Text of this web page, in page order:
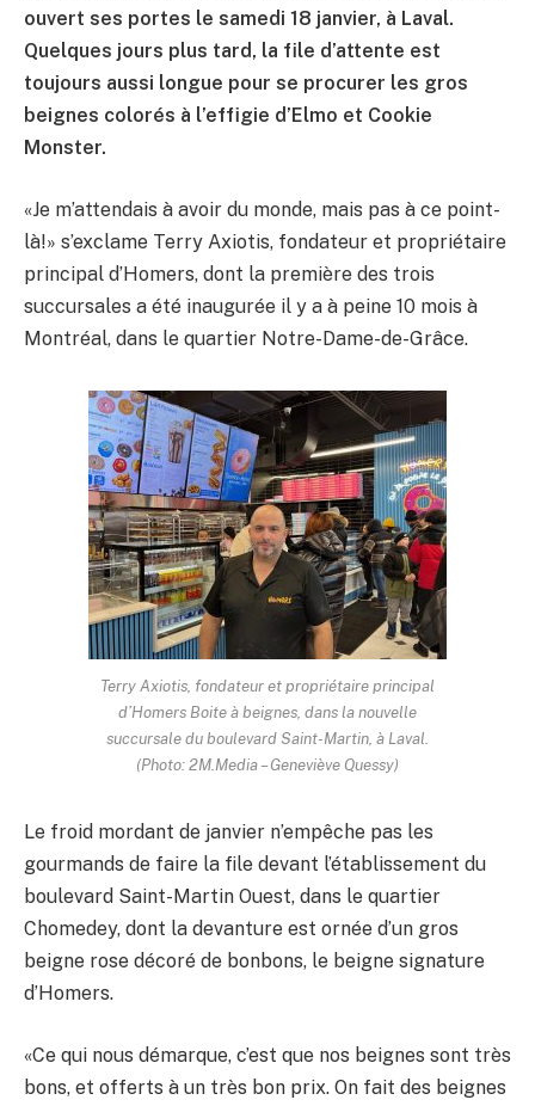
ouvert ses portes le samedi 18 janvier, à Laval.
Quelques jours plus tard, la file d’attente est
toujours aussi longue pour se procurer les gros
beignes colorés à l’effigie d’Elmo et Cookie
Monster.
«Je m’attendais à avoir du monde, mais pas à ce point-
là!» s’exclame Terry Axiotis, fondateur et propriétaire
principal d’Homers, dont la première des trois
succursales a été inaugurée il y a à peine 10 mois à
Montréal, dans le quartier Notre-Dame-de-Grâce.
Terry Axiotis, fondateur et propriétaire principal
d’Homers Boite à beignes, dans la nouvelle
succursale du boulevard Saint-Martin, à Laval.
(Photo: 2M.Media – Geneviève Quessy)
Le froid mordant de janvier n’empêche pas les
gourmands de faire la file devant l’établissement du
boulevard Saint-Martin Ouest, dans le quartier
Chomedey, dont la devanture est ornée d’un gros
beigne rose décoré de bonbons, le beigne signature
d’Homers.
«Ce qui nous démarque, c’est que nos beignes sont très
bons, et offerts à un très bon prix. On fait des beignes